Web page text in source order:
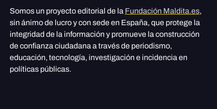
Somos un proyecto editorial de la Fundación Maldita.es,
sin ánimo de lucro y con sede en España, que protege la
integridad de la información y promueve la construcción
de confianza ciudadana a través de periodismo,
educación, tecnología, investigación e incidencia en
políticas públicas.